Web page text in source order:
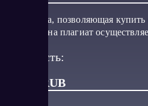
Платформа, позволяющая
Проверка на плагиат
Стоимость:
от 100 RUB